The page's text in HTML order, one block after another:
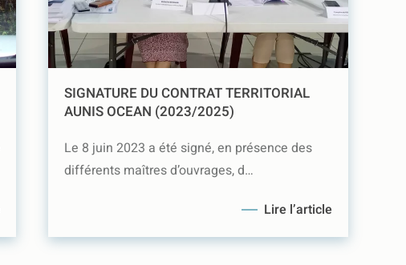
SIGNATURE DU CONTRAT TERRITORIAL
AUNIS OCEAN (2023/2025)
Le 8 juin 2023 a été signé, en présence des
différents maîtres d’ouvrages, d…
Lire l’article